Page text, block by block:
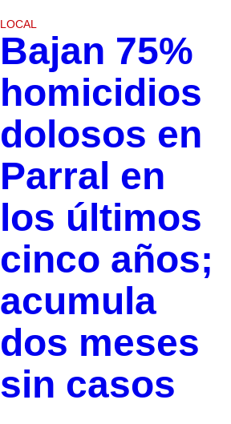
LOCAL
Bajan 75%
homicidios
dolosos en
Parral en
los últimos
cinco años;
acumula
dos meses
sin casos